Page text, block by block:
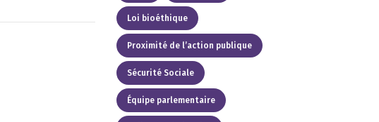
Loi bioéthique
Proximité de l’action publique
Sécurité Sociale
Équipe parlementaire